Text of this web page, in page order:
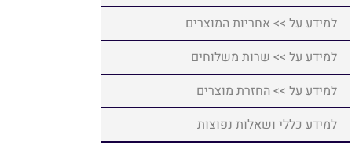
למידע על >> אחריות המוצרים
למידע על >> שרות משלוחים
למידע על >> החזרת מוצרים
למידע כללי ושאלות נפוצות